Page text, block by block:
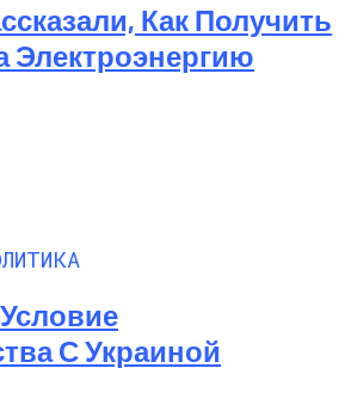
Как Получить
Электроэнергию
С Украиной